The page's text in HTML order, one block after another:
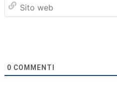
0 COMMENTI